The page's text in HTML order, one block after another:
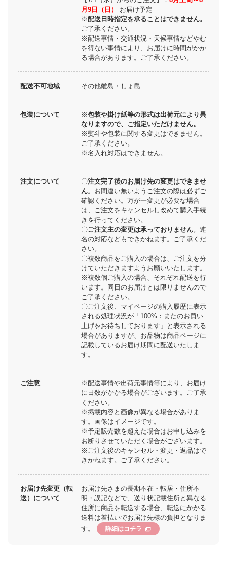
月9日（日）
お届け予定
※配送日時指定を承ることはできません。
ご了承ください。
※配送事情・交通状況・天候事情などやむ
を得ない事情により、お届けに時間がかか
る場合があります。ご了承ください。
配送不可地域 その他離島・しょ島
包装について ※包装や掛け紙等の形式は出荷元により異
なりますので、ご指定いただけません。
※熨斗や包装に関する変更はできません。
ご了承ください。
※名入れ対応はできません。
注文について 〇注文完了後のお届け先の変更はできませ
ん。お間違い無いようご注文の際は必ずご
確認ください。万が一変更が必要な場合
は、ご注文をキャンセルし改めて購入手続
きを行ってください。
〇ご注文主の変更は承っておりません。連
名の対応などもできかねます。ご了承くだ
さい。
〇複数商品をご購入の場合は、ご注文を分
けていただきますようお願いいたします。
※複数個ご購入の場合、それぞれ配送を行
います。同日のお届けとは限りませんので
ご了承ください。
〇ご注文後、マイページの購入履歴に表示
される処理状況が「100%：またのお買い
上げをお待ちしております」と表示される
場合がありますが、お品物は商品ページに
記載しているお届け期間に配送いたしま
す。
ご注意
※配送事情や出荷元事情等により、お届け
に日数がかかる場合がございます。ご了承
ください。
※掲載内容と画像が異なる場合がありま
す。画像はイメージです。
※予定販売数を超えた場合はお申し込みを
お断りさせていただく場合がございます。
※ご注文後のキャンセル・変更・返品はで
きかねます。ご了承ください。
お届け先変更（転
送）について
お届け先さまの長期不在・転居・住所不
明・誤記などで、送り状記載住所と異なる
住所に商品を転送する場合、転送にかかる
送料は着払いでお届け先様の負担となりま
す。
詳細はコチラ